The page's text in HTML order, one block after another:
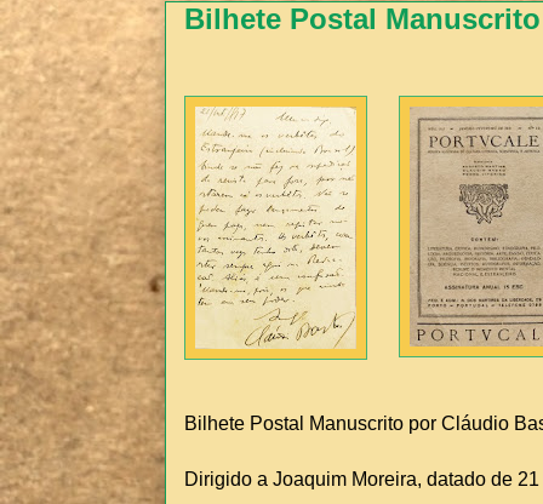
Bilhete Postal
Bilhete Postal Manuscrito por Cláudio
Dirigido a Joaquim Moreira, datado de